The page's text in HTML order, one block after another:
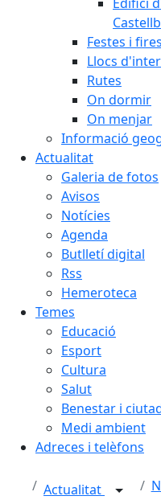
Festes i fires
Llocs
Rutes
On dormir
On menjar
Informació
Actualitat
Galeria de fotos
Avisos
Notícies
Agenda
Butlletí digital
Rss
Hemeroteca
Temes
Educació
Esport
Cultura
Salut
Benestar i
Medi ambient
Adreces i telèfons
Actualitat